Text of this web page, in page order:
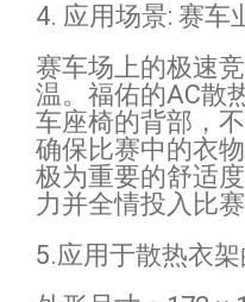
4. 应用场景: 赛车
赛车场上的极速
温。福佑的AC散
车座椅的背部，
确保比赛中的衣
极为重要的舒适
力并全情投入比赛
5.应用于散热衣